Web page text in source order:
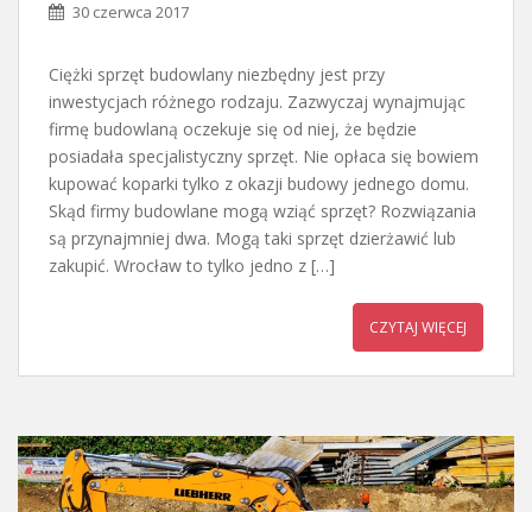
30 czerwca 2017
Ciężki sprzęt budowlany niezbędny jest przy
inwestycjach różnego rodzaju. Zazwyczaj wynajmując
firmę budowlaną oczekuje się od niej, że będzie
posiadała specjalistyczny sprzęt. Nie opłaca się bowiem
kupować koparki tylko z okazji budowy jednego domu.
Skąd firmy budowlane mogą wziąć sprzęt? Rozwiązania
są przynajmniej dwa. Mogą taki sprzęt dzierżawić lub
zakupić. Wrocław to tylko jedno z […]
CZYTAJ WIĘCEJ